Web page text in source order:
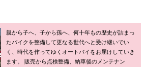
親から子へ、子から孫へ、何十年もの歴史が詰まっ
たバイクを整備して更なる世代へと受け継いでい
く、時代を作ってゆくオートバイをお届けしていき
ます。 販売から点検整備、納車後のメンテナン